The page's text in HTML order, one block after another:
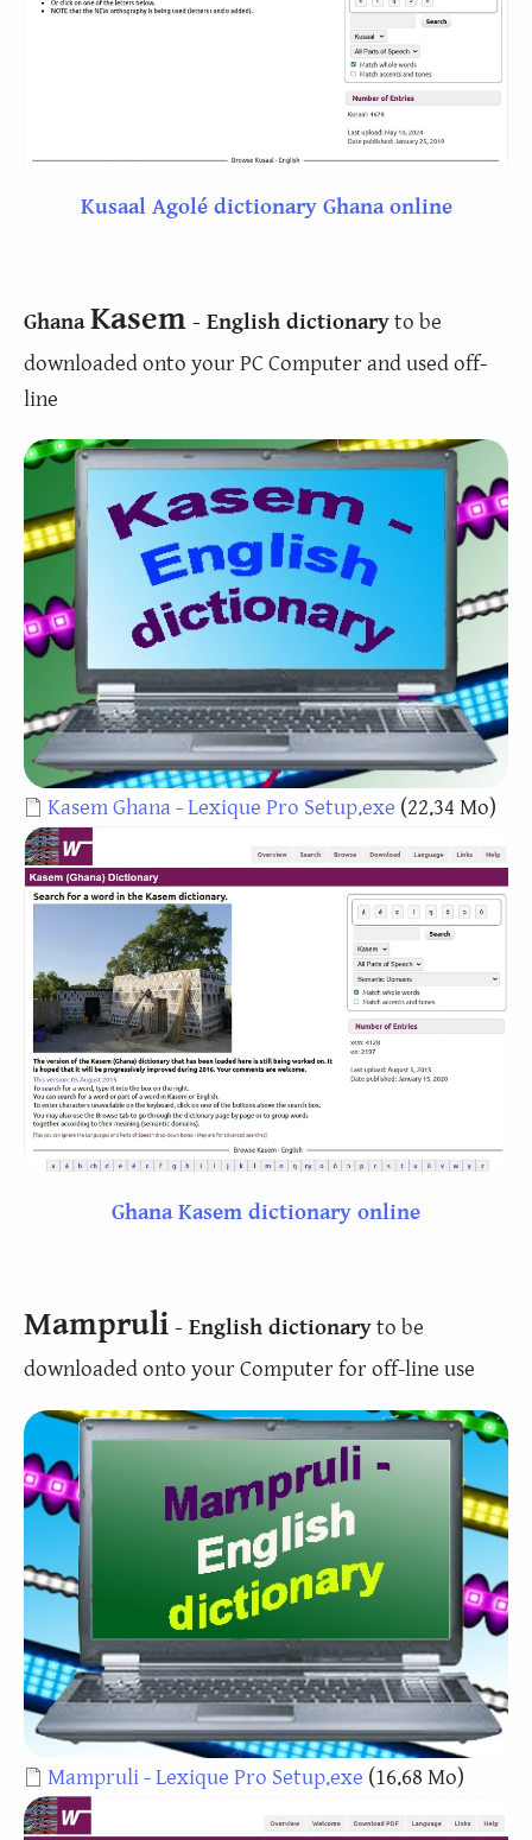
Kusaal Agolé dictionary Ghana online
GhanaKasem - English dictionaryto be
downloaded onto your PC Computer and used off-
line
Document
Kasem Ghana - Lexique Pro Setup.exe (22.34 Mo)
Ghana Kasem dictionary online
Mampruli - English dictionaryto be
downloaded onto your Computer for off-line use
Document
Mampruli - Lexique Pro Setup.exe (16.68 Mo)